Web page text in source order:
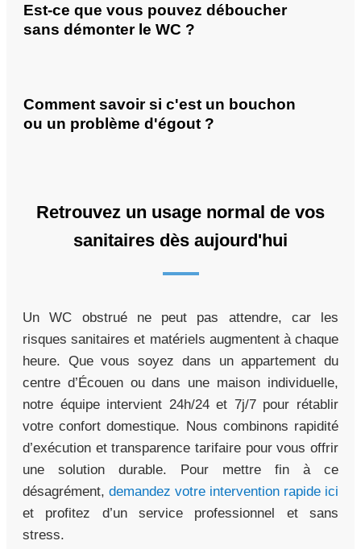
Est-ce que vous pouvez déboucher
sans démonter le WC ?
Comment savoir si c'est un bouchon
ou un problème d'égout ?
Retrouvez un usage normal de vos
sanitaires dès aujourd'hui
Un WC obstrué ne peut pas attendre, car les
risques sanitaires et matériels augmentent à chaque
heure. Que vous soyez dans un appartement du
centre d’Écouen ou dans une maison individuelle,
notre équipe intervient 24h/24 et 7j/7 pour rétablir
votre confort domestique. Nous combinons rapidité
d’exécution et transparence tarifaire pour vous offrir
une solution durable. Pour mettre fin à ce
désagrément, demandez votre intervention rapide ici
et profitez d’un service professionnel et sans
stress.